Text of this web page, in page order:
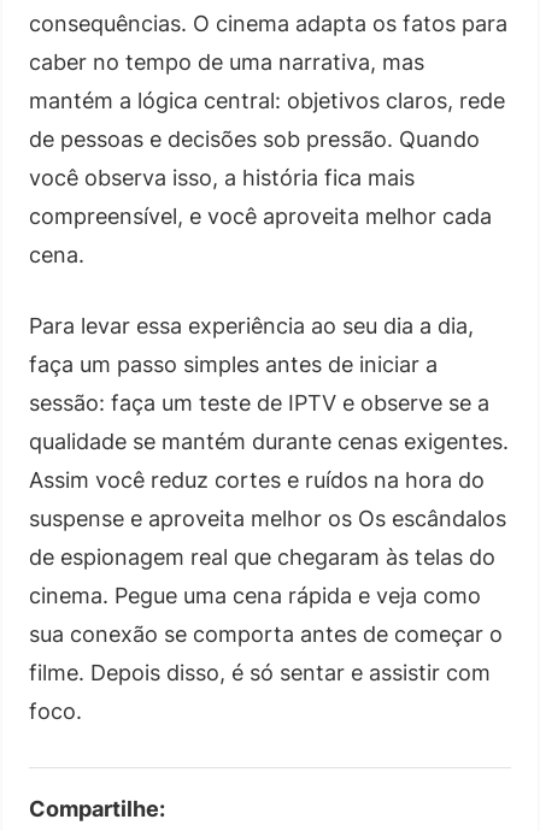
consequências. O cinema adapta os fatos para
caber no tempo de uma narrativa, mas
mantém a lógica central: objetivos claros, rede
de pessoas e decisões sob pressão. Quando
você observa isso, a história fica mais
compreensível, e você aproveita melhor cada
cena.
Para levar essa experiência ao seu dia a dia,
faça um passo simples antes de iniciar a
sessão: faça um teste de IPTV e observe se a
qualidade se mantém durante cenas exigentes.
Assim você reduz cortes e ruídos na hora do
suspense e aproveita melhor os Os escândalos
de espionagem real que chegaram às telas do
cinema. Pegue uma cena rápida e veja como
sua conexão se comporta antes de começar o
filme. Depois disso, é só sentar e assistir com
foco.
Compartilhe: